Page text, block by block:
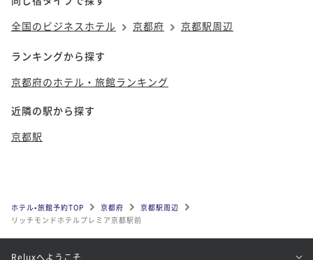
全国のビジネスホテル
京都府 京都駅周辺
ランキングから探す
京都府のホテル・旅館ランキング
近隣の駅から探す
京都駅
ホテル•旅館予約TOP 京都府
京都駅周辺
リッチモンドホテルプレミア京都駅前
Reluxへようこそ